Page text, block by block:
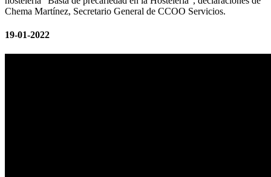
Chema Martínez, Secretario General de CCOO Servicios.
19-01-2022